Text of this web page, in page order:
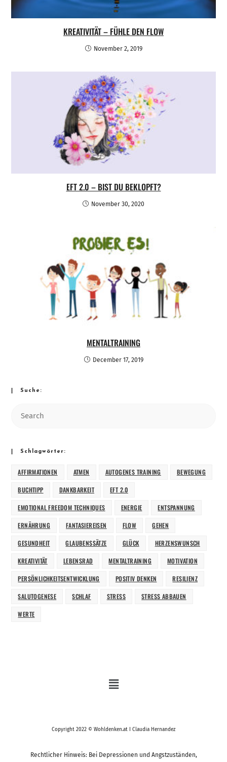
KREATIVITÄT – FÜHLE DEN FLOW
November 2, 2019
EFT 2.0 – BIST DU BEKLOPFT?
November 30, 2020
MENTALTRAINING
December 17, 2019
Suche:
Schlagwörter:
AFFIRMATIONEN ATMEN AUTOGENES TRAINING BEWEGUNG
BUCHTIPP DANKBARKEIT EFT 2.0
EMOTIONAL FREEDOM TECHNIQUES ENERGIE ENTSPANNUNG
ERNÄHRUNG FANTASIEREISEN FLOW GEHEN
GESUNDHEIT GLAUBENSSÄTZE GLÜCK HERZENSWUNSCH
KREATIVITÄT LEBENSRAD MENTALTRAINING MOTIVATION
PERSÖNLICHKEITSENTWICKLUNG POSITIV DENKEN RESILIENZ
SALUTOGENESE SCHLAF STRESS STRESS ABBAUEN
WERTE
Copyright 2022 © Wohldenken.at I Claudia Hernandez
Rechtlicher Hinweis: Bei Depressionen und Angstzuständen,